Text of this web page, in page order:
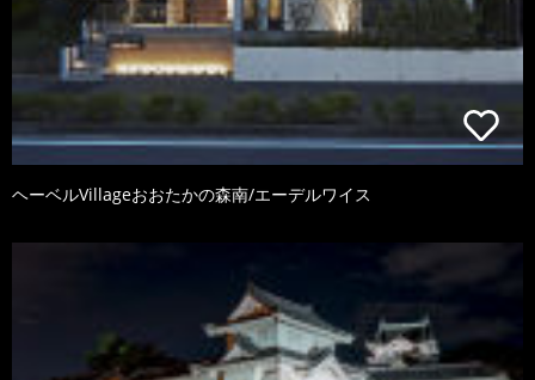
ヘーベルVillageおおたかの森南/エーデルワイス